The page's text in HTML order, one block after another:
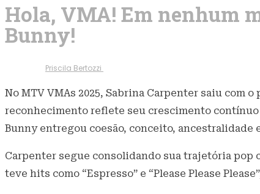
Hola, VMA! Em nenhum
Bunny!
Priscila Bertozzi
No MTV VMAs 2025, Sabrina Carpenter saiu com
reconhecimento reflete seu crescimento contínuo
Bunny entregou coesão, conceito, ancestralidade
Carpenter segue consolidando sua trajetória pop
teve hits como “Espresso” e “Please Please